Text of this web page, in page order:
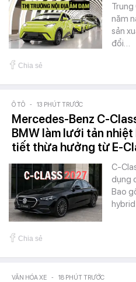
Trung
năm
sản
đổi…
Chia sẻ
Ô TÔ - 13 PHÚT TRƯỚC
Mercedes-Benz C-
BMW làm lưới tản
tiết thừa hưởng từ E-
C-
dụng
Bao
Chia sẻ
VĂN HÓA XE - 18 PHÚT TRƯỚC